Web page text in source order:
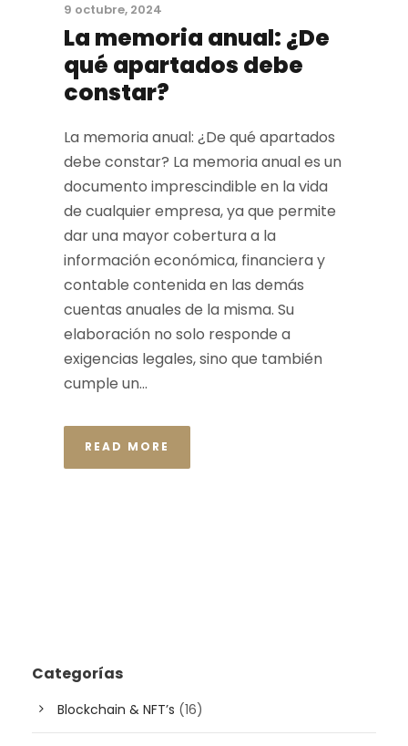
9 octubre, 2024
La memoria anual: ¿De
qué apartados debe
constar?
La memoria anual: ¿De qué apartados
debe constar? La memoria anual es un
documento imprescindible en la vida
de cualquier empresa, ya que permite
dar una mayor cobertura a la
información económica, financiera y
contable contenida en las demás
cuentas anuales de la misma. Su
elaboración no solo responde a
exigencias legales, sino que también
cumple un...
READ MORE
Categorías
Blockchain & NFT’s (16)